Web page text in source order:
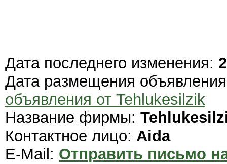
Дата последнего изменения:
Дата размещения
объявления от Tehlukesilzik
Название фирмы:
Контактное лицо: Aida
E-Mail: Отправить письмо